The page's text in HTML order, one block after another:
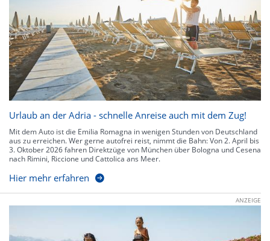
Urlaub an der Adria - schnelle Anreise auch mit dem Zug!
Mit dem Auto ist die Emilia Romagna in wenigen Stunden von Deutschland
aus zu erreichen. Wer gerne autofrei reist, nimmt die Bahn: Von 2. April bis
3. Oktober 2026 fahren Direktzüge von München über Bologna und Cesena
nach Rimini, Riccione und Cattolica ans Meer.
Hier mehr erfahren
ANZEIGE